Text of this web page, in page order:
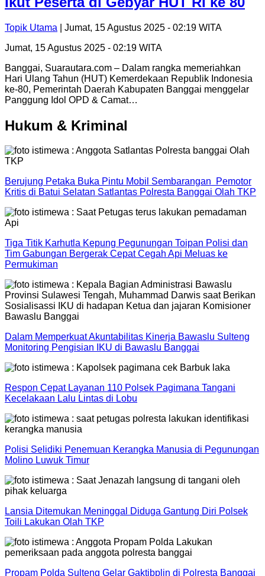
Topik Utama | Jumat, 15 Agustus 2025 - 02:19 WITA
Jumat, 15 Agustus 2025 - 02:19 WITA
Banggai, Suarautara.com – Dalam rangka memeriahkan
Hari Ulang Tahun (HUT) Kemerdekaan Republik Indonesia
ke-80, Pemerintah Daerah Kabupaten Banggai menggelar
Panggung Idol OPD & Camat…
Hukum & Kriminal
Berujung Petaka Buka Pintu Mobil Sembarangan Pemotor
Kritis di Batui Selatan Satlantas Polresta Banggai Olah TKP
Tiga Titik Karhutla Kepung Pegunungan Toipan Polisi dan
Tim Gabungan Bergerak Cepat Cegah Api Meluas ke
Permukiman
Dalam Memperkuat Akuntabilitas Kinerja Bawaslu Sulteng
Monitoring Pengisian IKU di Bawaslu Banggai
Respon Cepat Layanan 110 Polsek Pagimana Tangani
Kecelakaan Lalu Lintas di Lobu
Polisi Selidiki Penemuan Kerangka Manusia di Pegunungan
Molino Luwuk Timur
Lansia Ditemukan Meninggal Diduga Gantung Diri Polsek
Toili Lakukan Olah TKP
Propam Polda Sulteng Gelar Gaktibplin di Polresta Banggai